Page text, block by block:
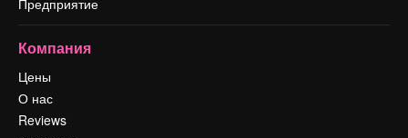
Компания
Цены
О нас
Reviews